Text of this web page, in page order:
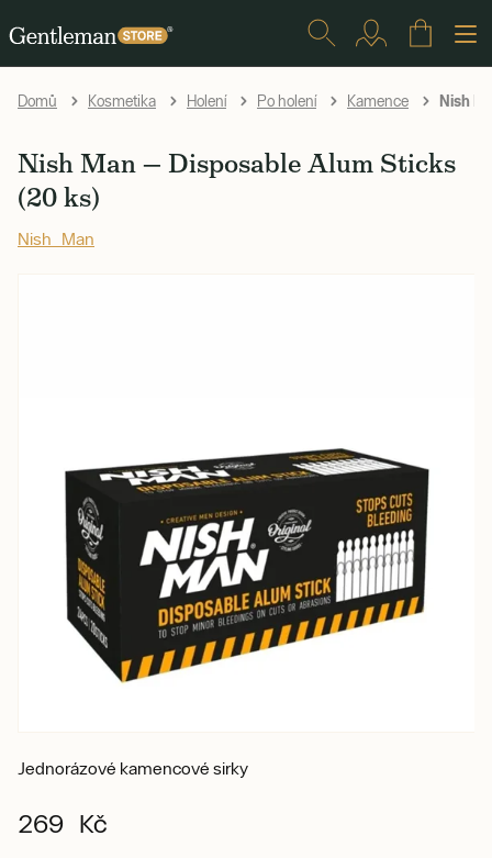
Domů Kosmetika Holení Po holení Kamence Nish
Nish Man — Disposable Alum Sticks
(20 ks)
Nish Man
Jednorázové kamencové sirky
269 Kč